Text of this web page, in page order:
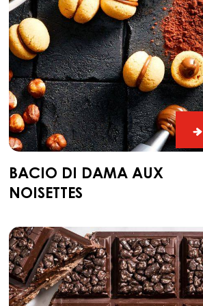
BACIO DI DAMA AUX
NOISETTES
noisettes
Dark
chocolate
meringue